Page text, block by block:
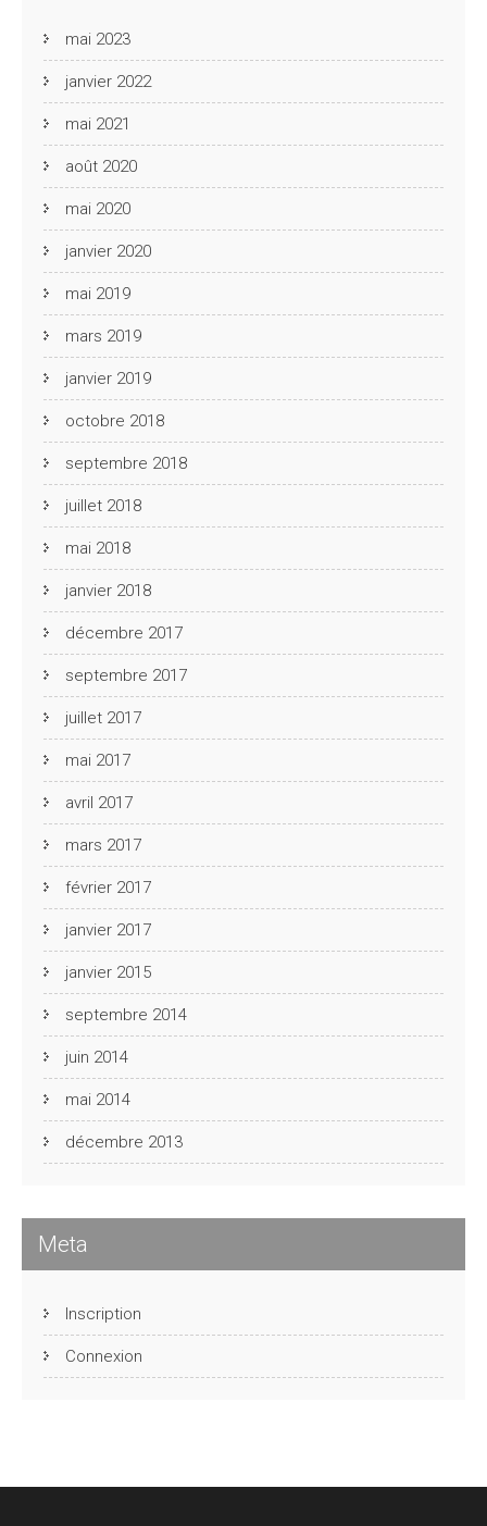
mai 2023
janvier 2022
mai 2021
août 2020
mai 2020
janvier 2020
mai 2019
mars 2019
janvier 2019
octobre 2018
septembre 2018
juillet 2018
mai 2018
janvier 2018
décembre 2017
septembre 2017
juillet 2017
mai 2017
avril 2017
mars 2017
février 2017
janvier 2017
janvier 2015
septembre 2014
juin 2014
mai 2014
décembre 2013
Meta
Inscription
Connexion